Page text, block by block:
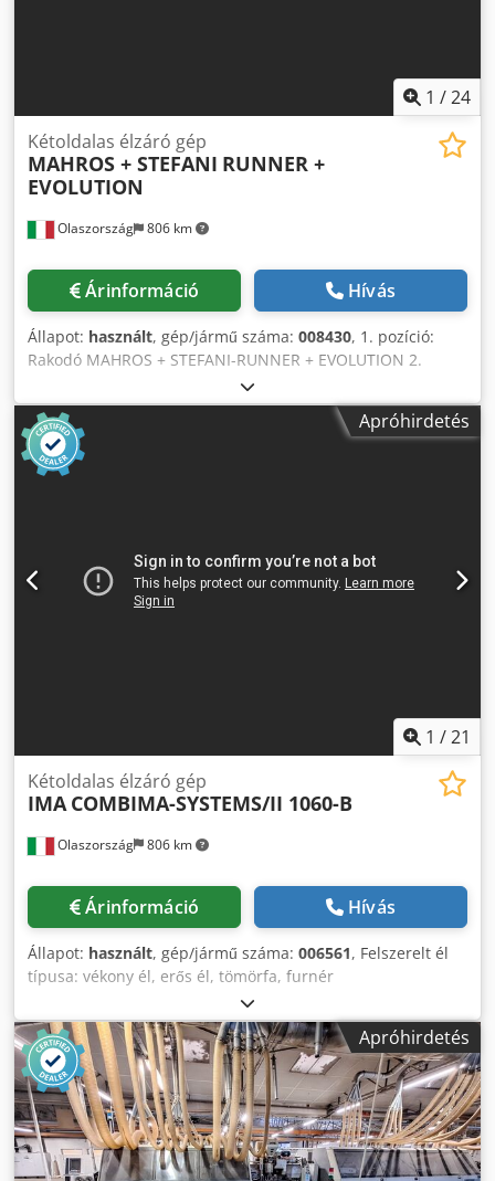
1 /24
Olaszország 806 km
Kétoldalas élzáró gép
MAHROS + STEFANI RUNNER +
EVOLUTION
Árinformáció Hívás
Állapot: használt, gép/jármű száma: 008430, 1. pozíció:
Rakodó MAHROS + STEFANI-RUNNER + EVOLUTION 2.
pozíció: Kétoldalas élzárógép MAHROS + STEFANI-RUNNER
+ EVOLUTION 3. pozíció: Kirakodó MAHROS + STEFANI-
RUNNER + EVOLUTION Cjdpfxjyqxx So Acfjrf Apróhirdetés
1 /21
Olaszország 806 km
Kétoldalas élzáró gép
IMA COMBIMA-SYSTEMS/II 1060-B
Árinformáció Hívás
Állapot: használt, gép/jármű száma: 006561, Felszerelt él
típusa: vékony él, erős él, tömörfa, furnér
Ragasztórendszer: EVA Élzáró gép: 1. és 2. gép Maximális
panel szélesség: 2800 mm Maximális előtolási sebesség: 40
m/perc Munkaegységek, jobb oldal: 11 db Csdpfx
Asyzplfjcfjrf Munkaegységek, bal oldal: 11 db
Apróhirdetés